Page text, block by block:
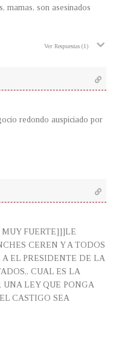
mamas, son asesinados
Ver Respuestas (1)
redondo auspiciado por
MUY FUERTE]]]LE
CEREN Y A TODOS
EL PRESIDENTE DE LA
CUAL ES LA
UNA LEY QUE PONGA
CASTIGO SEA